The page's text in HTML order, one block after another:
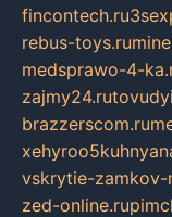
fincontech.ru
rebus-toys.ru
medsprawo-4-
zajmy24.ru
brazzerscom.ru
vskrytie-zamkov-
zed-online.ru